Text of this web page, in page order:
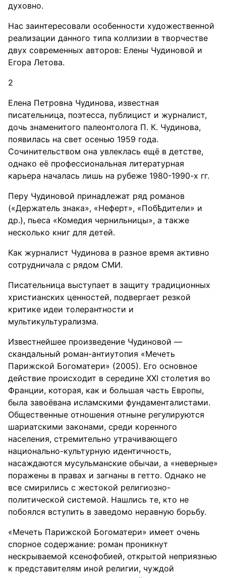
духовно.
Нас заинтересовали особенности художественной
реализации данного типа коллизии в творчестве
двух современных авторов: Елены Чудиновой и
Егора Летова.
2
Елена Петровна Чудинова, известная
писательница, поэтесса, публицист и журналист,
дочь знаменитого палеонтолога П. К. Чудинова,
появилась на свет осенью 1959 года.
Сочинительством она увлеклась ещё в детстве,
однако её профессиональная литературная
карьера началась лишь на рубеже 1980-1990-х гг.
Перу Чудиновой принадлежат ряд романов
(«Держатель знака», «Неферт», «Побѣдители» и
др.), пьеса «Комедия чернильницы», а также
несколько книг для детей.
Как журналист Чудинова в разное время активно
сотрудничала с рядом СМИ.
Писательница выступает в защиту традиционных
христианских ценностей, подвергает резкой
критике идеи толерантности и
мультикультурализма.
Известнейшее произведение Чудиновой —
скандальный роман-антиутопия «Мечеть
Парижской Богоматери» (2005). Его основное
действие происходит в середине XXI столетия во
Франции, которая, как и большая часть Европы,
была завоёвана исламскими фундаменталистами.
Общественные отношения отныне регулируются
шариатскими законами, среди коренного
населения, стремительно утрачивающего
национально-культурную идентичность,
насаждаются мусульманские обычаи, а «неверные»
поражены в правах и загнаны в гетто. Однако не
все смирились с жестокой религиозно-
политической системой. Нашлись те, кто не
побоялся вступить в заведомо неравную борьбу.
«Мечеть Парижской Богоматери» имеет очень
спорное содержание: роман проникнут
нескрываемой ксенофобией, открытой неприязнью
к представителям иной религии, чуждой